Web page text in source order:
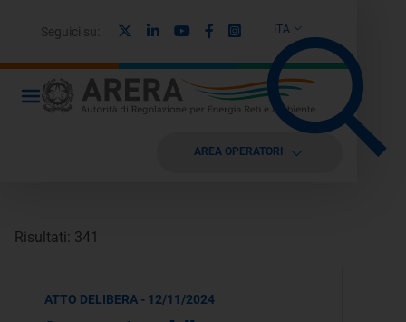
ITA
Seguici su: LinkedinYoutubeFacebook
Instagram
AREA OPERATORI
Risultati: 341
ATTO DELIBERA - 12/11/2024